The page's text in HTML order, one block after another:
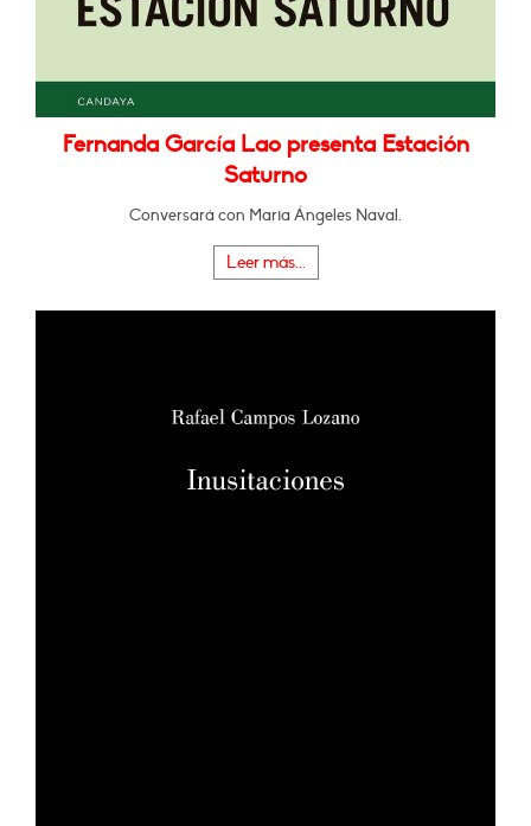
Fernanda García Lao presenta Estación
Saturno
Conversará con Maria Ángeles Naval.
Leer más...